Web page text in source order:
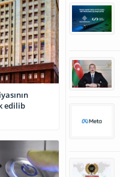
edilib